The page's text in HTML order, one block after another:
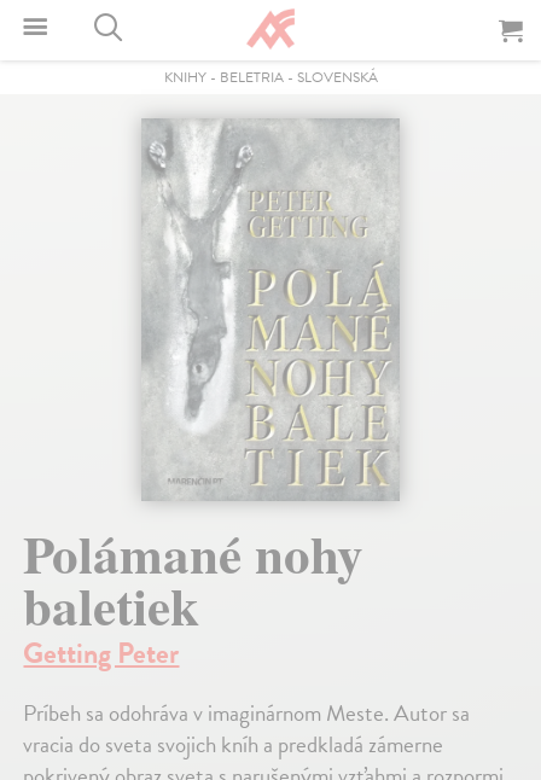
KNIHY- BELETRIA- SLOVENSKÁ
Polámané nohy
baletiek
Getting Peter
Príbeh sa odohráva v imaginárnom Meste. Autor sa
vracia do sveta svojich kníh a predkladá zámerne